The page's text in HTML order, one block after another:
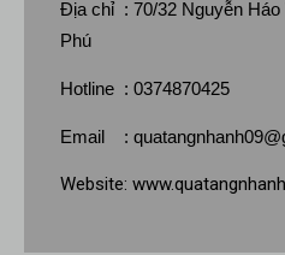
Địa chỉ : 70/32 Nguyễn Háo
Phú
Hotline : 0374870425
Email :
Website: